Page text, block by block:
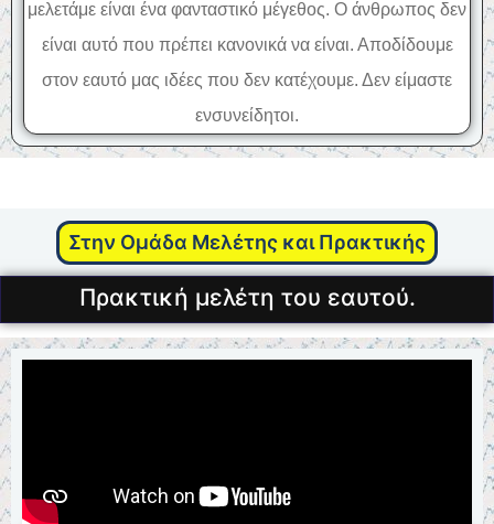
μελετάμε είναι ένα φανταστικό μέγεθος. Ο άνθρωπος δεν
είναι αυτό που πρέπει κανονικά να είναι. Αποδίδουμε
στον εαυτό μας ιδέες που δεν κατέχουμε. Δεν είμαστε
ενσυνείδητοι.
Στην Ομάδα Μελέτης και Πρακτικής
Πρακτική μελέτη του εαυτού.